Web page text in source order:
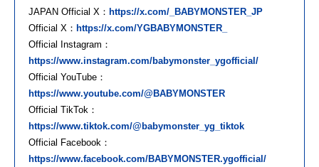
JAPAN Official X： https://x.com/_BABYMONSTER_JP
Official X： https://x.com/YGBABYMONSTER_
Official Instagram：
https://www.instagram.com/babymonster_ygofficial/
Official YouTube：
https://www.youtube.com/@BABYMONSTER
Official TikTok：
https://www.tiktok.com/@babymonster_yg_tiktok
Official Facebook：
https://www.facebook.com/BABYMONSTER.ygofficial/